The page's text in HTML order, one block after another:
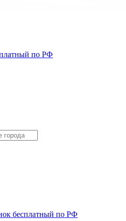
по РФ
бесплатный по РФ